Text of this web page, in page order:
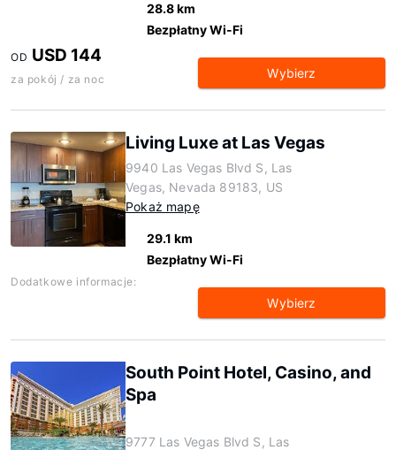
28.8 km
Bezpłatny Wi-Fi
OD USD 144
za pokój / za noc Wybierz
Living Luxe at Las Vegas
9940 Las Vegas Blvd S, Las
Vegas, Nevada 89183, US
Pokaż mapę
29.1 km
Bezpłatny Wi-Fi
Dodatkowe informacje:
Wybierz
South Point Hotel, Casino, and
Spa
9777 Las Vegas Blvd S, Las